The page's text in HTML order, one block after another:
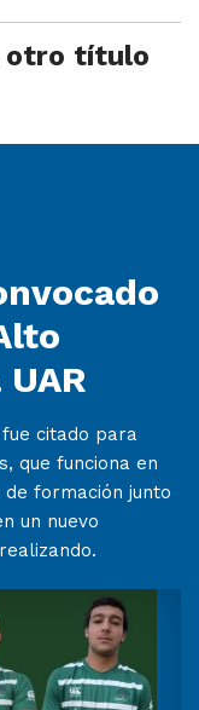
otro título
citado para
que funciona en
formación junto
un nuevo